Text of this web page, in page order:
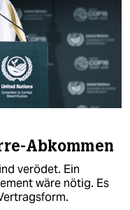
Abkommen
verödet. Ein
wäre nötig. Es